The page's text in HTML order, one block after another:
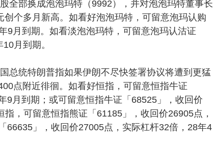
部换成泡泡玛特（9992），并对泡泡玛特董事长
个多月新高。如看好泡泡玛特，可留意泡玛认购
9月到期。如看淡泡泡玛特，可留意泡玛认沽证
月到期。
统特朗普指如果伊朗不尽快签署协议将遭到更猛
点附近徘徊。如看好恒指，可留意恒指牛证
9月到期；或可留意恒指牛证「68525」，收回价
，可留意恒指熊证「61185」，收回价26905点，
66635」，收回价27005点，实际杠杆32倍，28年4